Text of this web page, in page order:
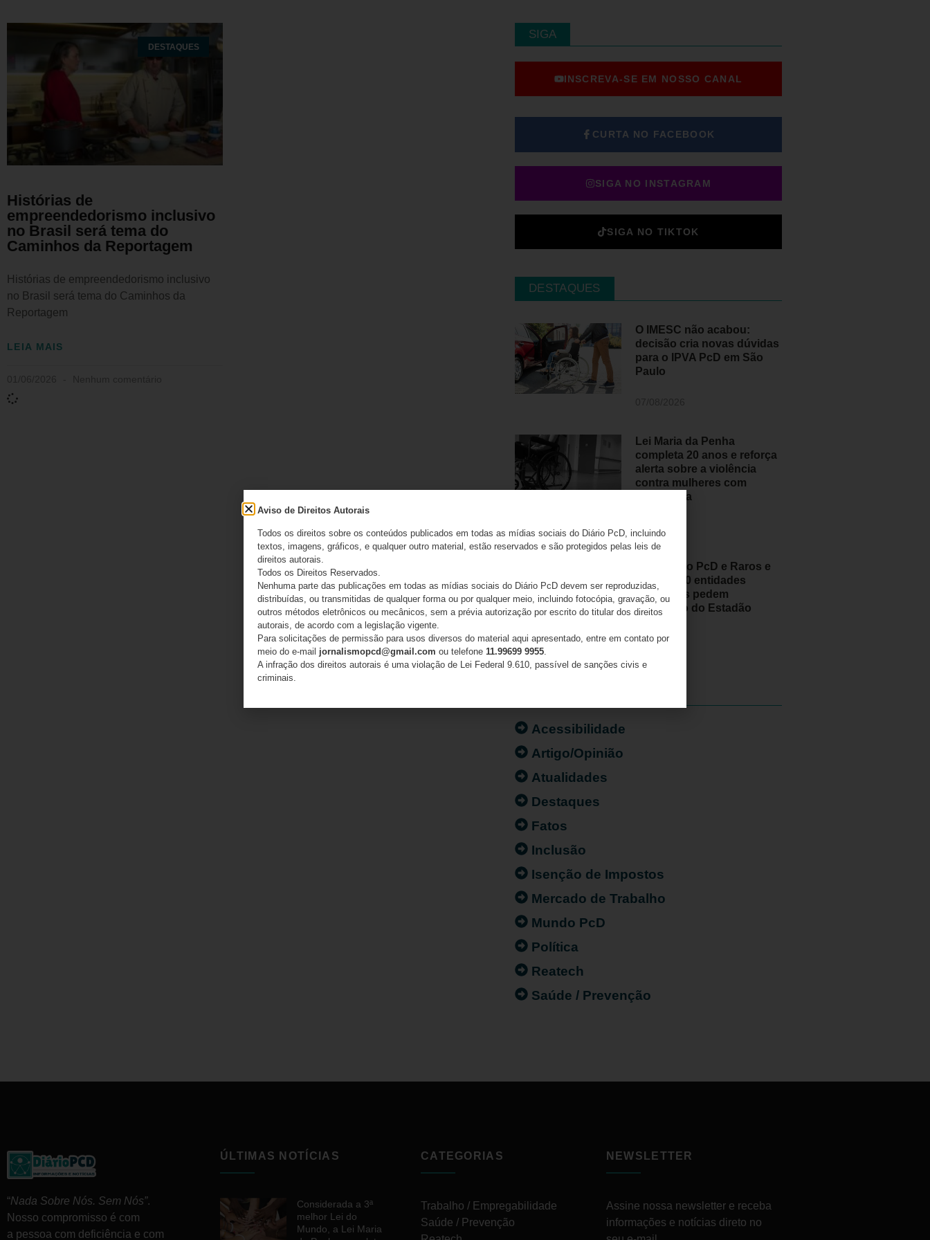
DESTAQUES
Histórias de
empreendedorismo inclusivo
no Brasil será tema do
Caminhos da Reportagem
Histórias de empreendedorismo inclusivo
no Brasil será tema do Caminhos da
Reportagem
LEIA MAIS
SIGA
INSCREVA-SE EM NOSSO CANAL
CURTA NO FACEBOOK
SIGA NO INSTAGRAM
SIGA NO TIKTOK
DESTAQUES
O IMESC não acabou:
decisão cria novas dúvidas
para o IPVA PcD em São
Paulo
Lei Maria da Penha
completa 20 anos e reforça
alerta sobre a violência
contra mulheres com
deficiência
07/08/2026
Movimento PcD e Raros e
mais de 50 entidades
brasileiras pedem
retratação do Estadão
06/08/2026
Acessibilidade
Artigo/Opinião
Atualidades
Destaques
Fatos
Inclusão
Isenção de Impostos
Mercado de Trabalho
Mundo PcD
Política
Reatech
Saúde / Prevenção
“Nada Sobre Nós. Sem Nós”.
Nosso compromisso é com
a pessoa com deficiência e com
ÚLTIMAS NOTÍCIAS
Considerada a 3ª
melhor Lei do
Mundo, a Lei Maria
CATEGORIAS
Trabalho / Empregabilidade
Saúde / Prevenção
NEWSLETTER
Assine nossa newsletter e receba
informações e notícias direto no
Aviso de Direitos Autorais
Todos os direitos sobre os conteúdos publicados em todas as mídias sociais do Diário PcD, incluindo
textos, imagens, gráficos, e qualquer outro material, estão reservados e são protegidos pelas leis de
direitos autorais.
Todos os Direitos Reservados.
Nenhuma parte das publicações em todas as mídias sociais do Diário PcD devem ser reproduzidas,
distribuídas, ou transmitidas de qualquer forma ou por qualquer meio, incluindo fotocópia, gravação, ou
outros métodos eletrônicos ou mecânicos, sem a prévia autorização por escrito do titular dos direitos
autorais, de acordo com a legislação vigente.
Para solicitações de permissão para usos diversos do material aqui apresentado, entre em contato por
meio do e-mail jornalismopcd@gmail.com ou telefone 11.99699 9955.
A infração dos direitos autorais é uma violação de Lei Federal 9.610, passível de sanções civis e
criminais.